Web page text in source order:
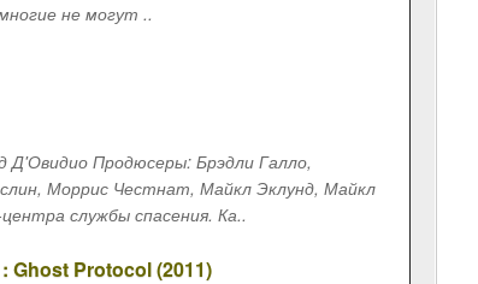
не могут ..
Д'Овидио Продюсеры: Брэдли Галло,
Моррис Честнат, Майкл Эклунд, Майкл
службы спасения. Ка..
Protocol (2011)